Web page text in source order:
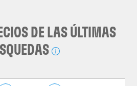
DE LAS ÚLTIMAS